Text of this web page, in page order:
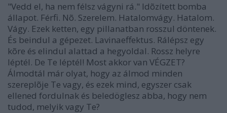
"Vedd el, ha nem félsz vágyni rá." Idõzített bomba
állapot. Férfi. Nõ. Szerelem. Hatalomvágy. Hatalom.
Vágy. Ezek ketten, egy pillanatban rosszul döntenek.
És beindul a gépezet. Lavinaeffektus. Rálépsz egy
kõre és elindul alattad a hegyoldal. Rossz helyre
léptél. De Te léptél! Most akkor van VÉGZET?
Álmodtál már olyat, hogy az álmod minden
szereplõje Te vagy, és ezek mind, egyszer csak
ellened fordulnak és beledöglesz abba, hogy nem
tudod, melyik vagy Te?